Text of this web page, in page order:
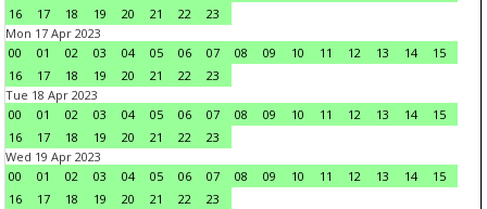
16
17 18 19 20 21 22
23
Mon 17 Apr 2023
00
01 02 03 04 05 06 07 08 09 10 11 12 13 14
15
16
17 18 19 20 21 22
23
Tue 18 Apr 2023
00
01 02 03 04 05 06 07 08 09 10 11 12 13 14
15
16
17 18 19 20 21 22
23
Wed 19 Apr 2023
00
01 02 03 04 05 06 07 08 09 10 11 12 13 14
15
16
17 18 19 20 21 22
23